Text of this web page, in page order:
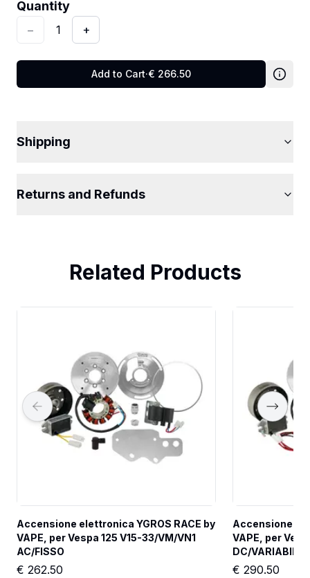
Quantity
Quantity:1
−
1 +
Add to Cart·€ 266.50
Shipping
Returns and Refunds
Related Products
Accensione elettronica YGROS RACE by
VAPE, per Vespa 125 V15-33/VM/VN1
AC/FISSO
€ 262.50
Accensione
VAPE, per
DC/VARIABILE
€ 290.50